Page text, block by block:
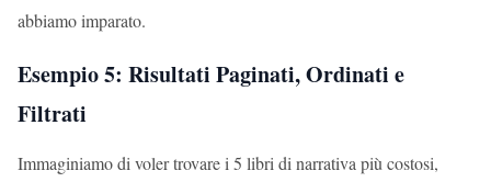
abbiamo imparato.
Esempio 5: Risultati Paginati, Ordinati e
Filtrati
Immaginiamo di voler trovare i 5 libri di narrativa più costosi,